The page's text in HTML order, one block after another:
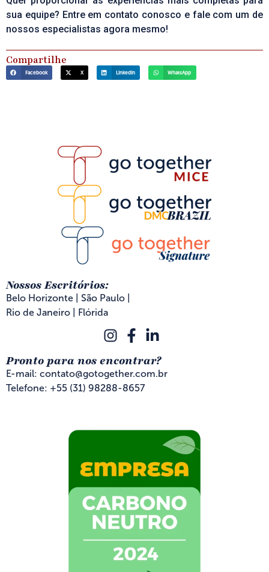
sua equipe? Entre em contato conosco e fale com um de
nossos especialistas agora mesmo!
Compartilhe
Facebook X LinkedIn WhatsApp
Nossos Escritórios:
Belo Horizonte | São Paulo |
Rio de Janeiro | Flórida
Pronto para nos encontrar?
E-mail: contato@gotogether.com.br
Telefone: +55 (31) 98288-8657